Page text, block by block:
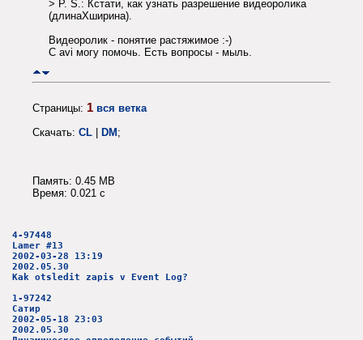
> P. S.: Кстати, как узнать разрешение видеоролика
(длинаXширина).
Видеоролик - понятие растяжимое :-)
С avi могу помочь. Есть вопросы - мыль.
Страницы: 1 вся ветка
Скачать: CL | DM;
Память: 0.45 MB
Время: 0.021 c
4-97448
Lamer #13
2002-03-28 13:19
2002.05.30
Kak otsledit zapis v Event Log?
1-97242
Сатир
2002-05-18 23:03
2002.05.30